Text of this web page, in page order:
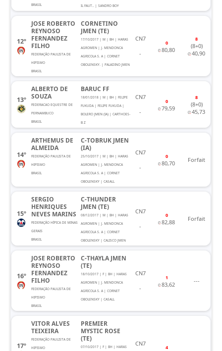
BRASIL
IL FAUT.. | SANDRO BOY
12º
JOSE ROBERTO
REYNOSO
FERNANDEZ
FILHO
FEDERAÇÃO PAULISTA DE
HIPISMO
BRASIL
CORNETINO
JMEN (TE)
17/10/2017 | M | BH | HARAS
AGROMEN | J. MENDONCA
AGRICOLA S. A | CORNET
OBOLENSKY. | PALADINO JMEN
CN7
-
0
80,80
8
(8+0)
40,90
13º
ALBERTO DE
SOUZA
FEDERACAO EQUESTRE DE
PERNAMBUCO
BRASIL
BARUC FF
18/01/2018 | M | BH | FELIPE
FUKUDA | FELIPE FUKUDA |
BOLERO JMEN (IA) | CARTHOES-
B Z
CN7
-
0
79,59
8
(8+0)
45,73
14º
ARTHEMUS DE
ALMEIDA
FEDERAÇÃO PAULISTA DE
HIPISMO
BRASIL
C-TOBRUK JMEN
(IA)
25/10/2017 | M | BH | HARAS
AGROMEN | J. MENDONCA
AGRICOLA S. A | CORNET
OBOLENSKY | CASALL
CN7
-
0
80,70 Forfait
15º
SERGIO
HENRIQUES
NEVES MARINS
FEDERAÇÃO HÍPICA DE MINAS
GERAIS
BRASIL
C-THUNDER
JMEN (TE)
08/12/2017 | M | BH | HARAS
AGROMEN | J. MENDONCA
AGRICOLA S. A | CORNET
OBOLENSKY | CALISCO JMEN
CN7
-
0
82,88 Forfait
16º
JOSE ROBERTO
REYNOSO
FERNANDEZ
FILHO
FEDERAÇÃO PAULISTA DE
HIPISMO
BRASIL
C-THAYLA JMEN
(TE)
18/10/2017 | F | BH | HARAS
AGROMEN | J. MENDONCA
AGRICOLA S. A | CORNET
OBOLENSKY | CASALL
CN7
-
1
83,62
---
17º
VITOR ALVES
TEIXEIRA
FEDERAÇÃO PAULISTA DE
HIPISMO
PREMIER
MYSTIC ROSE
(TE)
07/10/2017 | F | BH | HARAS CN7
4